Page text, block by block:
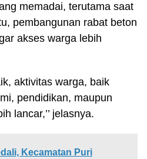
memadai, terutama saat
pembangunan rabat beton
akses warga lebih
aktivitas warga, baik
pendidikan, maupun
lancar,’’ jelasnya.
Kecamatan Puri